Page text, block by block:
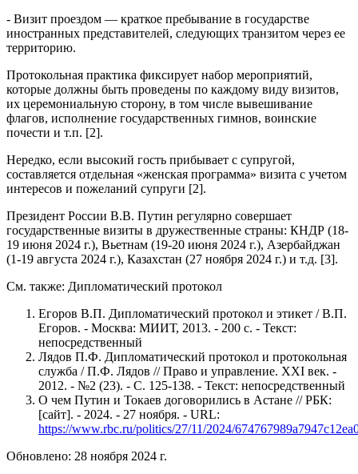
- Визит проездом — краткое пребывание в государстве
иностранных представителей, следующих транзитом через ее
территорию.
Протокольная практика фиксирует набор мероприятий,
которые должны быть проведены по каждому виду визитов,
их церемониальную сторону, в том числе вывешивание
флагов, исполнение государственных гимнов, воинские
почести и т.п. [2].
Нередко, если высокий гость прибывает с супругой,
составляется отдельная «женская программа» визита с учетом
интересов и пожеланий супруги [2].
Президент России В.В. Путин регулярно совершает
государственные визиты в дружественные страны: КНДР (18-
19 июня 2024 г.), Вьетнам (19-20 июня 2024 г.), Азербайджан
(1-19 августа 2024 г.), Казахстан (27 ноября 2024 г.) и т.д. [3].
См. также: Дипломатический протокол
Егоров В.П. Дипломатический протокол и этикет / В.П.
Егоров. - Москва: МИИТ, 2013. - 200 с. - Текст:
непосредственный
Лядов П.Ф. Дипломатический протокол и протокольная
служба / П.Ф. Лядов // Право и управление. XXI век. -
2012. - №2 (23). - С. 125-138. - Текст: непосредственный
О чем Путин и Токаев договорились в Астане // РБК:
[сайт]. - 2024. - 27 ноября. - URL:
https://www.rbc.ru/politics/27/11/2024/
Обновлено: 28 ноября 2024 г.